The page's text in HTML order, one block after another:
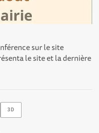
sur le site
le site et la dernière
3D